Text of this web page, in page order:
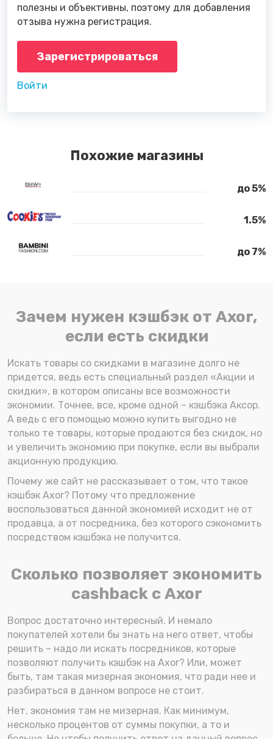
полезны и объективны, поэтому для добавления
отзыва нужна регистрация.
Зарегистрироваться
Войти
Похожие магазины
до 5%
1.5%
до 7%
Зачем нужен кэшбэк от Axor,
если есть скидки
Искать товары со скидками в магазине долго не
придется, ведь есть специальный раздел «Акции и
скидки», в котором описаны все возможности
экономии. Точнее, все, кроме одной – кэшбэка Аксор.
А ведь с его помощью можно купить выгодно не
только те товары, которые продаются без скидок, но
и увеличить экономию при покупке, если вы выбрали
акционную продукцию.
Почему же сайт не рассказывает о том, что такое
кэшбэк Axor? Потому что предложение
воспользоваться данной экономией исходит не от
продавца, а от посредника, без которого сэкономить
посредством кэшбэка не получится.
Сколько позволяет экономить
cashback с Axor
Вопрос достаточно интересный. И немало
покупателей хотели бы знать на него ответ, чтобы
решить – надо ли искать посредников, которые
позволяют получить кэшбэк на Axor? Или, может
быть, там такая мизерная экономия, что ради нее и
разбираться в данном вопросе не стоит.
Нет, экономия там не мизерная. Как минимум,
несколько процентов от суммы покупки, а то и